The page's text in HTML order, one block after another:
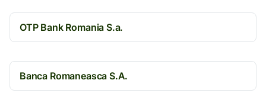
OTP Bank Romania S.a.
Banca Romaneasca S.A.